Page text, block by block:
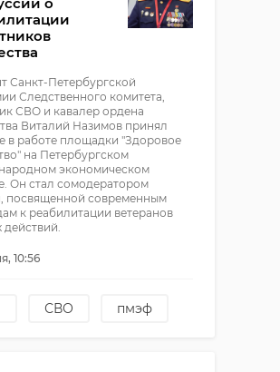
Санкт-Петербургской
Следственного комитета,
СВО и кавалер ордена
Виталий Назимов принял
в работе площадки "Здоровое
на Петербургском
экономическом
Он стал сомодератором
посвященной современным
к реабилитации ветеранов
действий.
10:56
СВО пмэф